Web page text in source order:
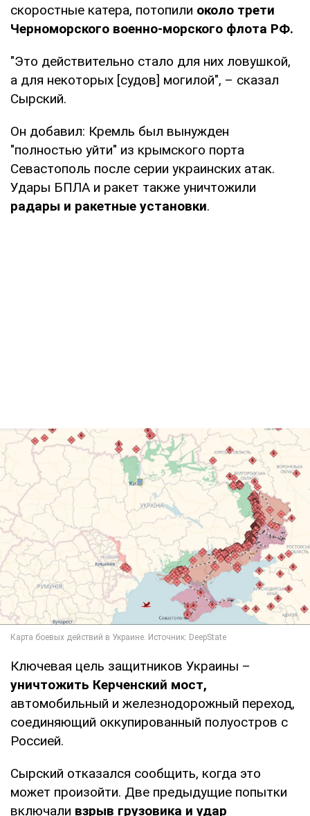
скоростные катера, потопили около трети
Черноморского военно-морского флота РФ.
"Это действительно стало для них ловушкой,
а для некоторых [судов] могилой", – сказал
Сырский.
Он добавил: Кремль был вынужден
"полностью уйти" из крымского порта
Севастополь после серии украинских атак.
Удары БПЛА и ракет также уничтожили
радары и ракетные установки.
Ключевая цель защитников Украины –
уничтожить Керченский мост,
автомобильный и железнодорожный переход,
соединяющий оккупированный полуостров с
Россией.
Сырский отказался сообщить, когда это
может произойти. Две предыдущие попытки
включали взрыв грузовика и удар